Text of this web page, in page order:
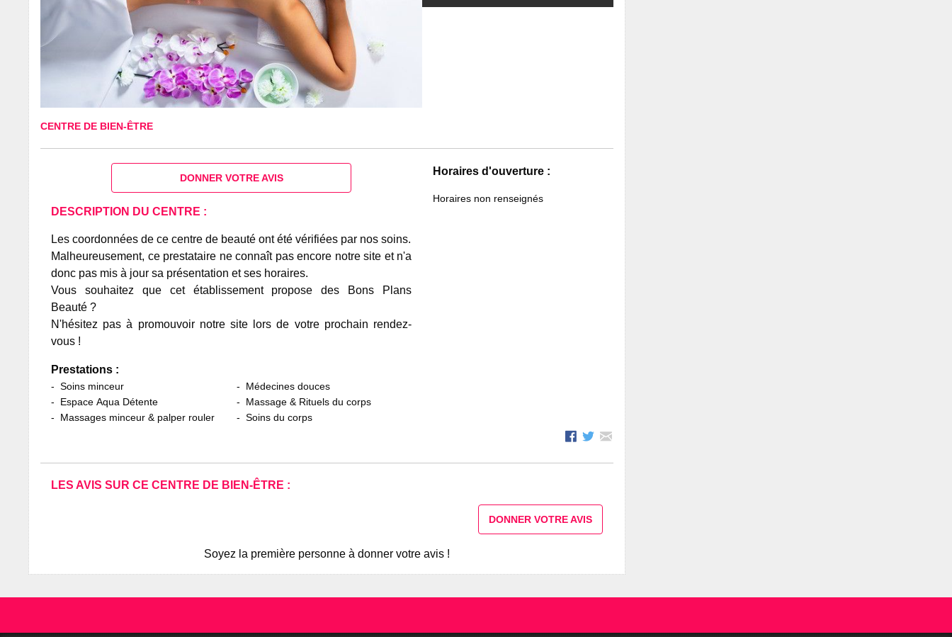
CENTRE DE BIEN-ÊTRE
Horaires d'ouverture :
Horaires non renseignés
DONNER VOTRE AVIS
DESCRIPTION DU CENTRE :
Les coordonnées de ce centre de beauté ont été vérifiées par nos soins.
Malheureusement, ce prestataire ne connaît pas encore notre site et n'a
donc pas mis à jour sa présentation et ses horaires.
Vous souhaitez que cet établissement propose des Bons Plans
Beauté ?
N'hésitez pas à promouvoir notre site lors de votre prochain rendez-
vous !
Prestations :
Soins minceur
Espace Aqua Détente
Massages minceur & palper rouler
Médecines douces
Massage & Rituels du corps
Soins du corps
LES AVIS SUR CE CENTRE DE BIEN-ÊTRE :
DONNER VOTRE AVIS
Soyez la première personne à donner votre avis !